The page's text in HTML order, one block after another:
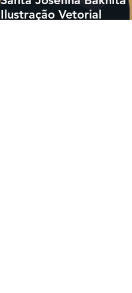
Ilustração Vetorial